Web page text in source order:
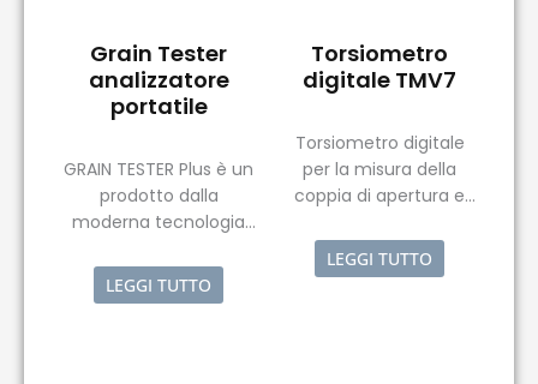
Grain Tester
analizzatore
portatile
GRAIN TESTER Plus è un
prodotto dalla
moderna tecnologia
misuratore di umidità
controllato da un
LEGGI TUTTO
Torsiometro
digitale TMV7
Torsiometro digitale
per la misura della
coppia di apertura e
vetro o materiale
plastico.
LEGGI TUTTO